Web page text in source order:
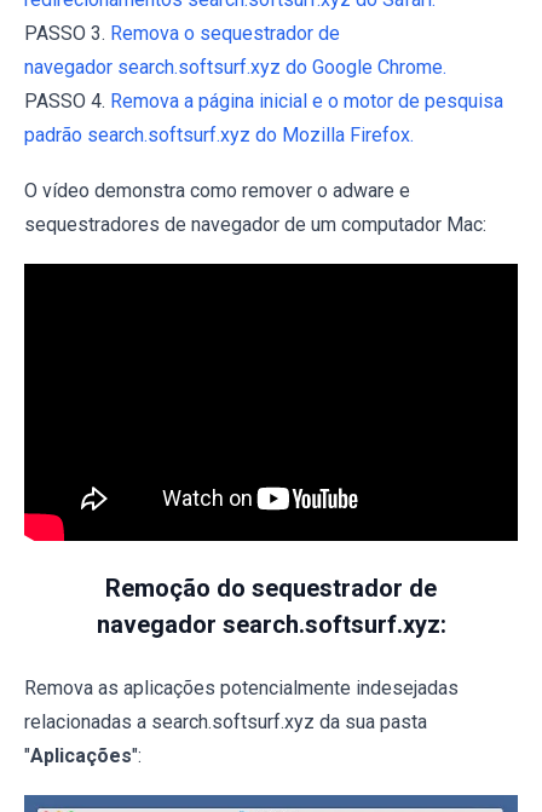
PASSO 3. Remova o sequestrador de
navegador search.softsurf.xyz do Google Chrome.
PASSO 4. Remova a página inicial e o motor de pesquisa
padrão search.softsurf.xyz do Mozilla Firefox.
O vídeo demonstra como remover o adware e
sequestradores de navegador de um computador Mac:
Remoção do sequestrador de
navegador search.softsurf.xyz:
Remova as aplicações potencialmente indesejadas
relacionadas a search.softsurf.xyz da sua pasta
"Aplicações":